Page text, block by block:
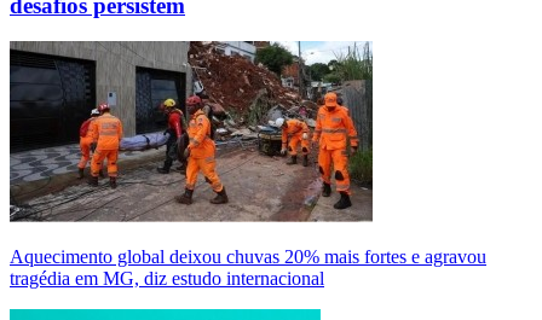
Aquecimento global deixou chuvas 20% mais fortes e agravou
tragédia em MG, diz estudo internacional